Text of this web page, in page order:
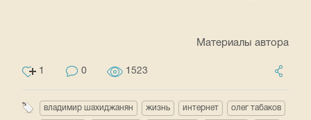
Материалы автора
1 0 1523
владимир шахиджанян жизнь интернет олег табаков